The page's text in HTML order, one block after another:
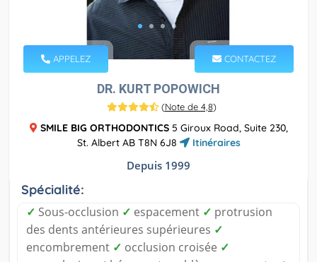
APPELEZ CONTACTEZ
DR. KURT POPOWICH
(Note de 4,8)
SMILE BIG ORTHODONTICS5 Giroux Road, Suite 230,
St. Albert AB T8N 6J8
Itinéraires
Depuis 1999
Spécialité:
✓ Sous-occlusion ✓ espacement ✓ protrusion
des dents antérieures supérieures ✓
encombrement ✓ occlusion croisée ✓